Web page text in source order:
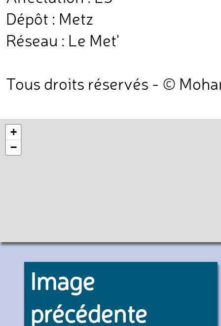
Dépôt : Metz
Réseau : Le Met'
Tous droits réservés - ©
+
−
Image
précédente